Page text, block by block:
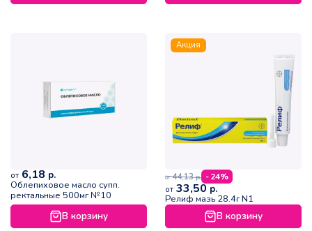
от 6,18 р.
Облепиховое масло супп.
ректальные 500мг №10
В корзину
Акция
от 44,13р. - 24%
от 33,50 р.
Релиф мазь 28.4г N1
В корзину